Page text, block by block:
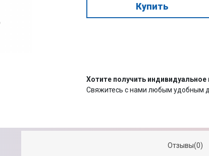
Купить
Хотите получить
Свяжитесь с нами любым удобным
Отзывы(0)